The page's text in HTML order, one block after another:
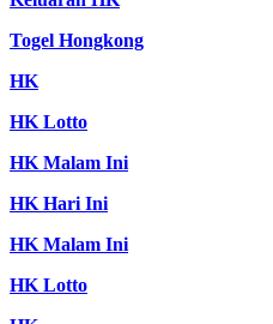
Togel Hongkong
HK
HK Lotto
HK Malam Ini
HK Hari Ini
HK Malam Ini
HK Lotto